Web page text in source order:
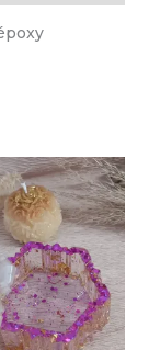
Ce
a
Les